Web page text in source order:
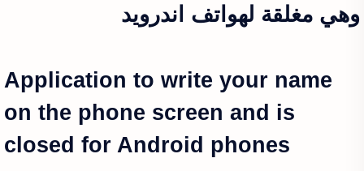
وهي مغلقة لهواتف اندرويد
Application to write your name
on the phone screen and is
closed for Android phones